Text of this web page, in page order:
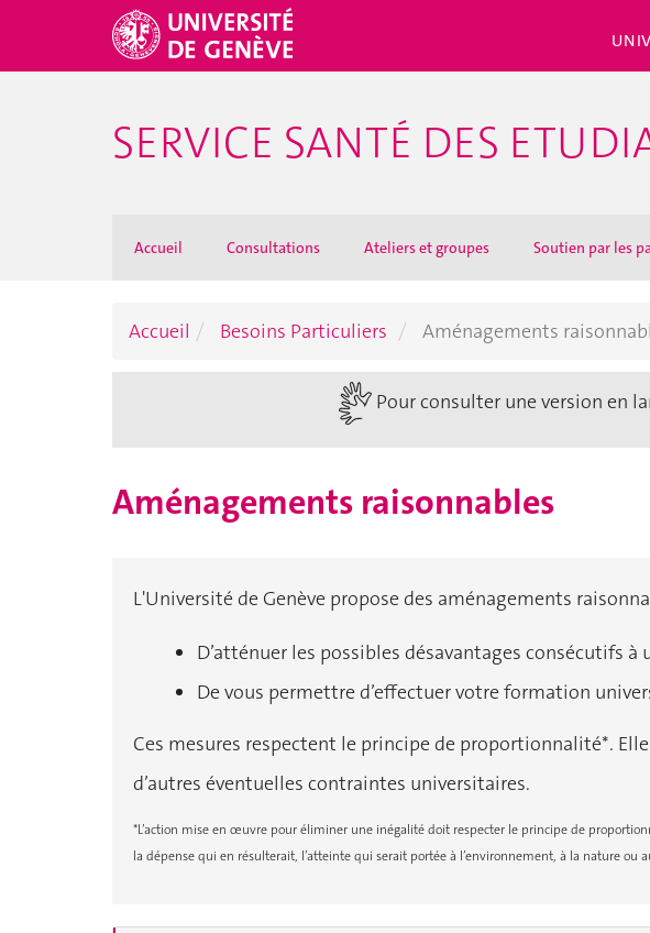
SERVICE SANTÉ DES
Accueil Consultations Ateliers et groupes Soutien par les
Accueil Besoins Particuliers Aménagements
Pour consulter une version en
Aménagements raisonnables
L'Université de Genève propose des aménagements
D’atténuer les possibles désavantages consécutifs
De vous permettre d’effectuer votre formation
Ces mesures respectent le principe de proportionnalité*.
d’autres éventuelles contraintes universitaires.
*L’action mise en œuvre pour éliminer une inégalité doit respecter le principe de
la dépense qui en résulterait, l’atteinte qui serait portée à l’environnement, à la nature